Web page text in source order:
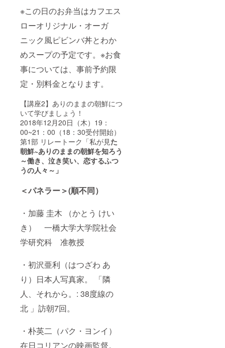
※この日のお弁当はカフエス
ローオリジナル・オーガ
ニック風ピビンバ丼とわか
めスープの予定です。※お食
事については、事前予約限
定・別料金となります。
【講座2】ありのままの朝鮮につ
いて学びましょう！
2018年12月20日（木）19：
00~21：00（18：30受付開始）
第1部 リレートーク「私が見た
朝鮮~ありのままの朝鮮を知ろう
～働き、泣き笑い、恋するふつ
うの人々～」
＜パネラー＞(順不同）
・加藤 圭木 （かとう けい
き） 一橋大学大学院社会
学研究科 准教授
・初沢亜利（はつざわ あ
り）日本人写真家。 「隣
人、それから。: 38度線の
北 」訪朝7回。
・朴英二（パク・ヨンイ）
在日コリアンの映画監督。